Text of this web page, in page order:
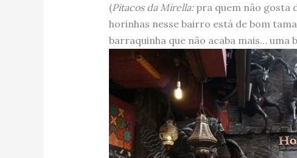
(Pitacos da Mirella:pra quem não gosta
horinhas nesse bairro está de bom
barraquinha que não acaba mais… uma